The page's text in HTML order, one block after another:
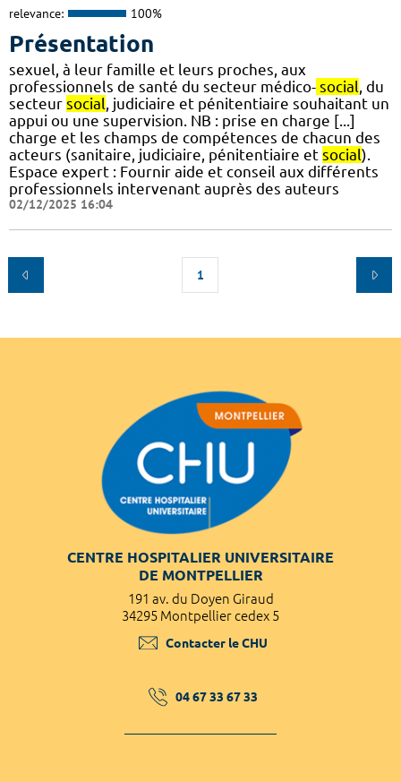
relevance: 100%
Présentation
sexuel, à leur famille et leurs proches, aux
professionnels de santé du secteur médico- social , du
secteur social , judiciaire et pénitentiaire souhaitant un
appui ou une supervision. NB : prise en charge [...]
charge et les champs de compétences de chacun des
acteurs (sanitaire, judiciaire, pénitentiaire et social).
Espace expert : Fournir aide et conseil aux différents
professionnels intervenant auprès des auteurs
02/12/2025 16:04
1
CENTRE HOSPITALIER UNIVERSITAIRE
DE MONTPELLIER
191 av. du Doyen Giraud
34295 Montpellier cedex 5
Contacter le CHU
04 67 33 67 33